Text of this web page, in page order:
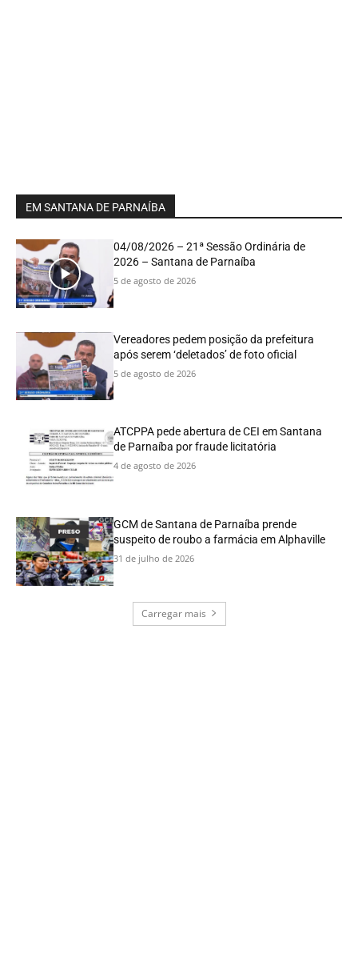
EM SANTANA DE PARNAÍBA
04/08/2026 – 21ª Sessão Ordinária de
2026 – Santana de Parnaíba
5 de agosto de 2026
Vereadores pedem posição da prefeitura
após serem ‘deletados’ de foto oficial
5 de agosto de 2026
ATCPPA pede abertura de CEI em Santana
de Parnaíba por fraude licitatória
4 de agosto de 2026
GCM de Santana de Parnaíba prende
suspeito de roubo a farmácia em Alphaville
31 de julho de 2026
Carregar mais